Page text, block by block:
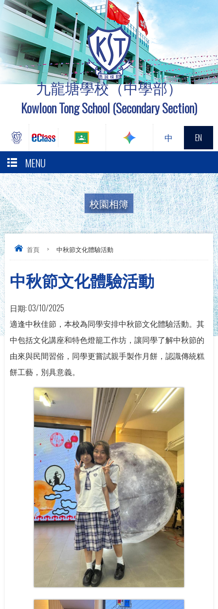
九龍塘學校（中學部）
Kowloon Tong School (Secondary Section)
中 EN
MENU
校園相簿
首頁 > 中秋節文化體驗活動
中秋節文化體驗活動
日期:03/10/2025
適逢中秋佳節，本校為同學安排中秋節文化體驗活動。其
中包括文化講座和特色燈籠工作坊，讓同學了解中秋節的
由來與民間習俗，同學更嘗試親手製作月餅，認識傳統糕
餅工藝，別具意義。